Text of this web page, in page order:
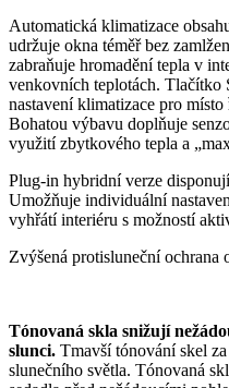
Automatická klimatizace
udržuje okna téměř bez
zabraňuje hromadění tepla v
venkovních teplotách. Tlačítko
nastavení klimatizace pro
Bohatou výbavu doplňuje
využití zbytkového tepla a
Plug-in hybridní verze
Umožňuje individuální
vyhřátí interiéru s možností
Zvýšená protisluneční ochrana
Tónovaná skla snižují
slunci. Tmavší tónování skel
slunečního světla. Tónovaná